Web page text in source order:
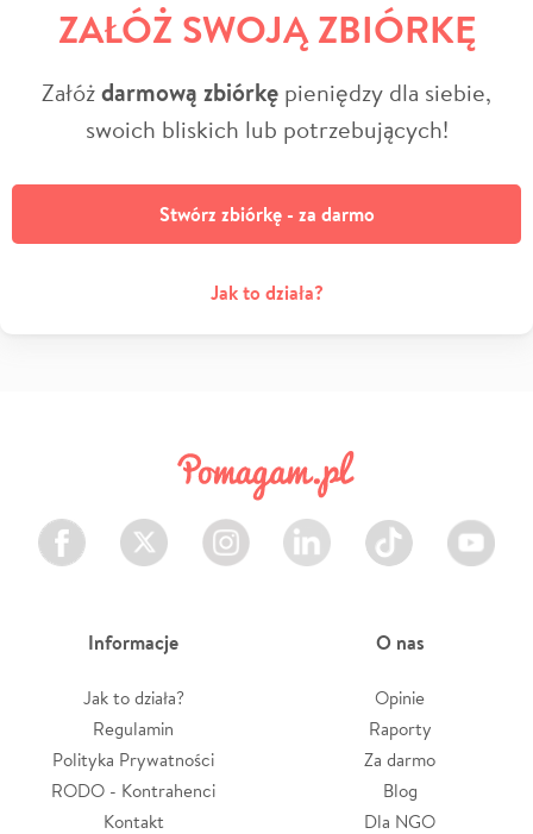
ZAŁÓŻ SWOJĄ ZBIÓRKĘ
Załóżdarmową zbiórkę pieniędzy dla siebie,
swoich bliskich lub potrzebujących!
Stwórz zbiórkę - za darmo
Jak to działa?
Facebook Twitter Instagram LinkedIn TikTok Youtube
Informacje
Jak to działa?
Regulamin
Polityka Prywatności
RODO - Kontrahenci
Kontakt
O nas
Opinie
Raporty
Za darmo
Blog
Dla NGO